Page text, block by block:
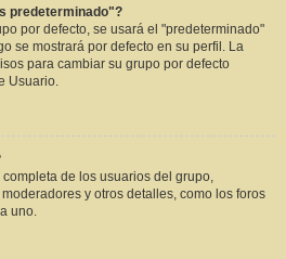
predeterminado"?
por defecto, se usará el "predeterminado"
se mostrará por defecto en su perfil. La
para cambiar su grupo por defecto
Usuario.
de los usuarios del grupo,
y otros detalles, como los foros
uno.